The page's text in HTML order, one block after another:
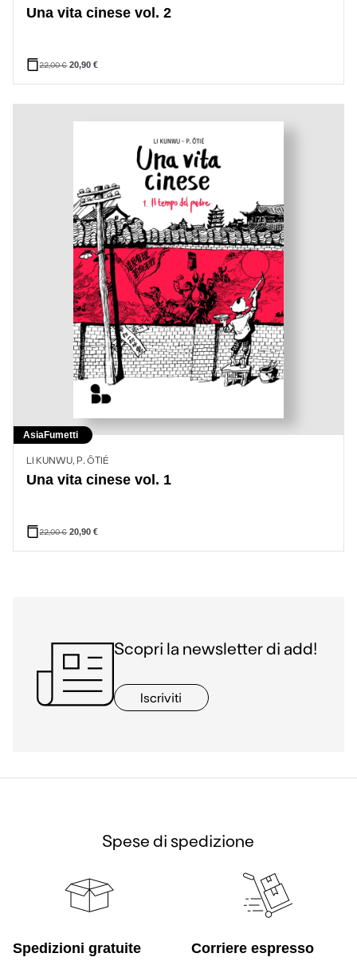
Una vita cinese vol. 2
22,00€ 20,90€
AsiaFumetti
LI KUNWU, P. ÔTIÉ
Una vita cinese vol. 1
22,00€ 20,90€
Scopri la newsletter di add!
Iscriviti
Spese di spedizione
Spedizioni gratuite Corriere espresso